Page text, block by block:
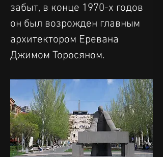
забыт, в конце 1970-х годов
он был возрожден главным
архитектором Еревана
Джимом Торосяном.